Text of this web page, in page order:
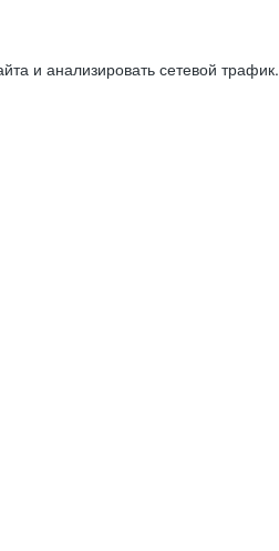
и анализировать сетевой трафик.